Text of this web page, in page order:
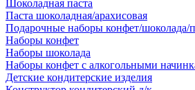
Шоколадная паста
Паста шоколадная/арахисовая
Подарочные наборы конфет/шоколада/
Наборы конфет
Наборы шоколада
Наборы конфет с алкогольными
Детские кондитерские изделия